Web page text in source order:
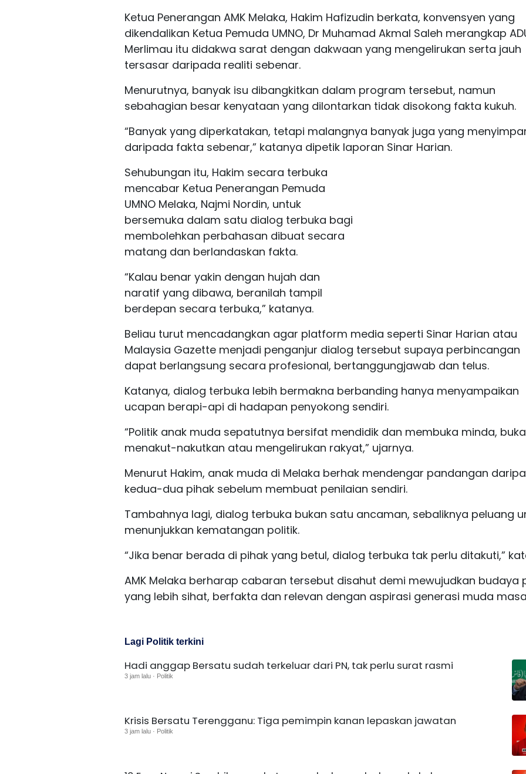
Ketua Penerangan AMK Melaka, Hakim Hafizudin berkata, konvensyen yang
dikendalikan Ketua Pemuda UMNO, Dr Muhamad Akmal Saleh merangkap
Merlimau itu didakwa sarat dengan dakwaan yang mengelirukan serta jauh
tersasar daripada realiti sebenar.
Menurutnya, banyak isu dibangkitkan dalam program tersebut, namun
sebahagian besar kenyataan yang dilontarkan tidak disokong fakta kukuh.
“Banyak yang diperkatakan, tetapi malangnya banyak juga yang
daripada fakta sebenar,” katanya dipetik laporan Sinar Harian.
Sehubungan itu, Hakim secara terbuka
mencabar Ketua Penerangan Pemuda
UMNO Melaka, Najmi Nordin, untuk
bersemuka dalam satu dialog terbuka bagi
membolehkan perbahasan dibuat secara
matang dan berlandaskan fakta.
“Kalau benar yakin dengan hujah dan
naratif yang dibawa, beranilah tampil
berdepan secara terbuka,” katanya.
Beliau turut mencadangkan agar platform media seperti Sinar Harian atau
Malaysia Gazette menjadi penganjur dialog tersebut supaya perbincangan
dapat berlangsung secara profesional, bertanggungjawab dan telus.
Katanya, dialog terbuka lebih bermakna berbanding hanya menyampaikan
ucapan berapi-api di hadapan penyokong sendiri.
“Politik anak muda sepatutnya bersifat mendidik dan membuka minda,
menakut-nakutkan atau mengelirukan rakyat,” ujarnya.
Menurut Hakim, anak muda di Melaka berhak mendengar pandangan
kedua-dua pihak sebelum membuat penilaian sendiri.
Tambahnya lagi, dialog terbuka bukan satu ancaman, sebaliknya peluang
menunjukkan kematangan politik.
“Jika benar berada di pihak yang betul, dialog terbuka tak perlu ditakuti,”
AMK Melaka berharap cabaran tersebut disahut demi mewujudkan budaya
yang lebih sihat, berfakta dan relevan dengan aspirasi generasi muda
Lagi Politik terkini
Hadi anggap Bersatu sudah terkeluar dari PN, tak perlu surat rasmi
3 jam lalu · Politik
Krisis Bersatu Terengganu: Tiga pemimpin kanan lepaskan jawatan
3 jam lalu · Politik